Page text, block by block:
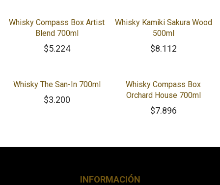
Whisky Compass Box Artist
Blend 700ml
$5.224
Whisky Kamiki Sakura Wood
500ml
$8.112
Whisky The San-In 700ml
$3.200
Whisky Compass Box
Orchard House 700ml
$7.896
INFORMACIÓN